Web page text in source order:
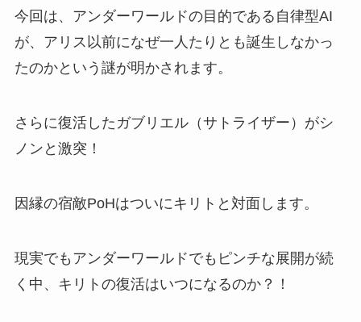
今回は、アンダーワールドの目的である自律型AI
が、アリス以前になぜ一人たりとも誕生しなかっ
たのかという謎が明かされます。
さらに復活したガブリエル（サトライザー）がシ
ノンと激突！
因縁の宿敵PoHはついにキリトと対面します。
現実でもアンダーワールドでもピンチな展開が続
く中、キリトの復活はいつになるのか？！